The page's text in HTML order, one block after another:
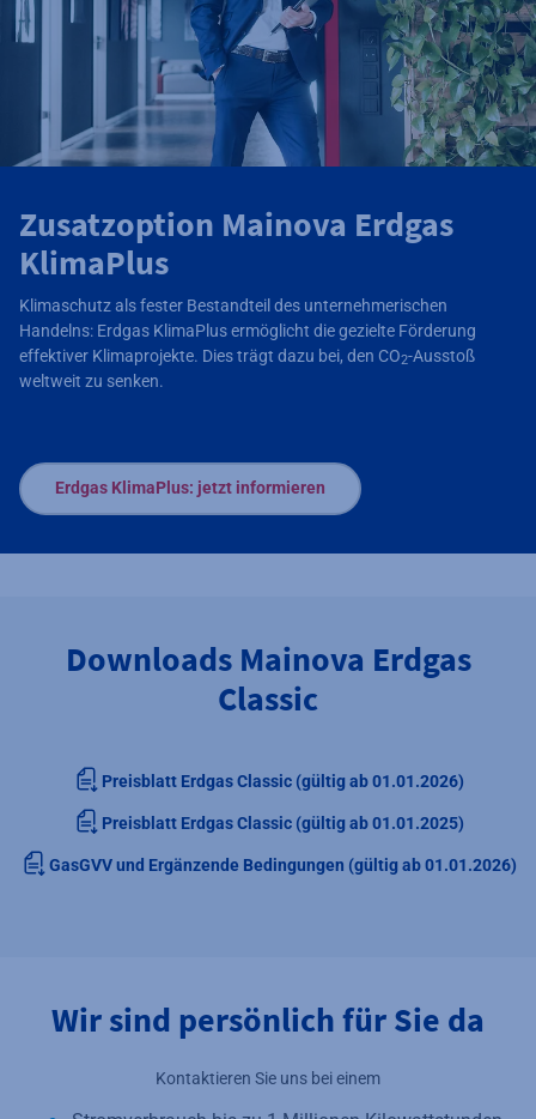
Zusatzoption Mainova Erdgas
KlimaPlus
Klimaschutz als fester Bestandteil des unternehmerischen
Handelns: Erdgas KlimaPlus ermöglicht die gezielte Förderung
effektiver Klimaprojekte. Dies trägt dazu bei, den CO2-Ausstoß
weltweit zu senken.
Erdgas KlimaPlus: jetzt informieren
Downloads Mainova Erdgas
Classic
Preisblatt Erdgas Classic (gültig ab 01.01.2026)
Preisblatt Erdgas Classic (gültig ab 01.01.2025)
GasGVV und Ergänzende Bedingungen (gültig ab 01.01.2026)
Wir sind persönlich für Sie da
Kontaktieren Sie uns bei einem